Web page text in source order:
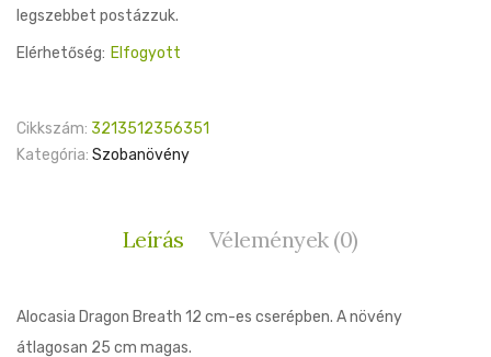
legszebbet postázzuk.
Elérhetőség: Elfogyott
Cikkszám: 3213512356351
Kategória: Szobanövény
Leírás Vélemények (0)
Alocasia Dragon Breath 12 cm-es cserépben. A növény
átlagosan 25 cm magas.